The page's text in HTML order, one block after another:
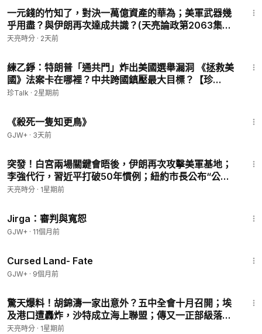
一元錢的竹知了，對決一萬億資產的華為；美軍武器幾
乎用盡？與伊朗再次達成共識？(天亮論政第2063集
20260804)
天亮時分 · 2天前
練乙錚：特朗普「通共門」炸出美國選舉漏洞 《拯救美
國》法案卡在哪裡？中共跨國鎮壓最大目標？【珍
TALK】2026.07.24 #珍TALK #梁珍 #通共門 #拯救美
珍Talk · 2星期前
《殺死一隻知更鳥》
GJW+ · 3天前
突發！白宮兩場關鍵會晤後，伊朗再次攻擊美軍基地；
李強代行，習近平打破50年慣例；紐約市長公布“公私
合營”計劃(天亮論政第2056集 20260728)
天亮時分 · 1星期前
Jirga：審判與寬恕
GJW+ · 11個月前
Cursed Land- Fate
GJW+ · 9個月前
驚天爆料！胡錦濤一家出意外？五中全會十月召開；埃
及港口遭轟炸，沙特成立海上聯盟；傳又一正部級落
馬，劍指王岐山(天亮論政第2058集 20260730)
天亮時分 · 1星期前